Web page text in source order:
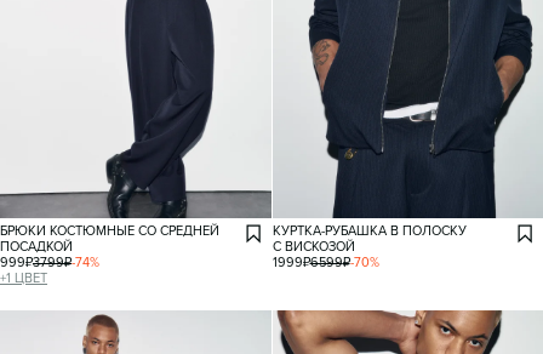
БРЮКИ КОСТЮМНЫЕ СО СРЕДНЕЙ
ПОСАДКОЙ
999₽3799₽-74%
+1 ЦВЕТ
КУРТКА-РУБАШКА В ПОЛОСКУ
С ВИСКОЗОЙ
1999₽6599₽-70%